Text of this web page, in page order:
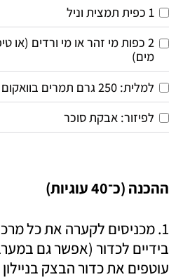
1 כפית תמצית וניל
מים)
למלית: 250 גרם תמרים בוואקום
לפיזור: אבקת סוכר
ההכנה (כ־40 עוגיות)